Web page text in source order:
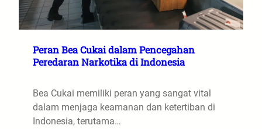
Peran Bea Cukai dalam Pencegahan
Peredaran Narkotika di Indonesia
Bea Cukai memiliki peran yang sangat vital
dalam menjaga keamanan dan ketertiban di
Indonesia, terutama…